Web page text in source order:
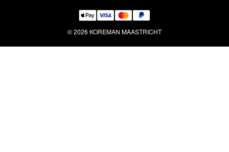
© 2026 KOREMAN MAASTRICHT